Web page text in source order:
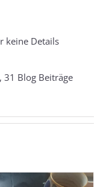
keine Details
31 Blog Beiträge